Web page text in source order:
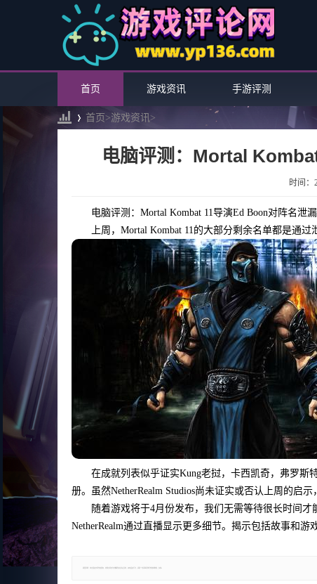
首页 游戏资讯 手游评测
首页>游戏资讯>
电脑评测：Mortal
时间：
电脑评测：Mortal Kombat 11导演Ed Boon对阵名泄
上周，Mortal Kombat 11的大部分剩余名单都是通过
在成就列表似乎证实Kung老挝，卡西凯奇，弗罗斯
册。虽然NetherRealm Studios尚未证实或否认上周的启
随着游戏将于4月份发布，我们无需等待很长时间
NetherRealm通过直播显示更多细节。揭示包括故事和